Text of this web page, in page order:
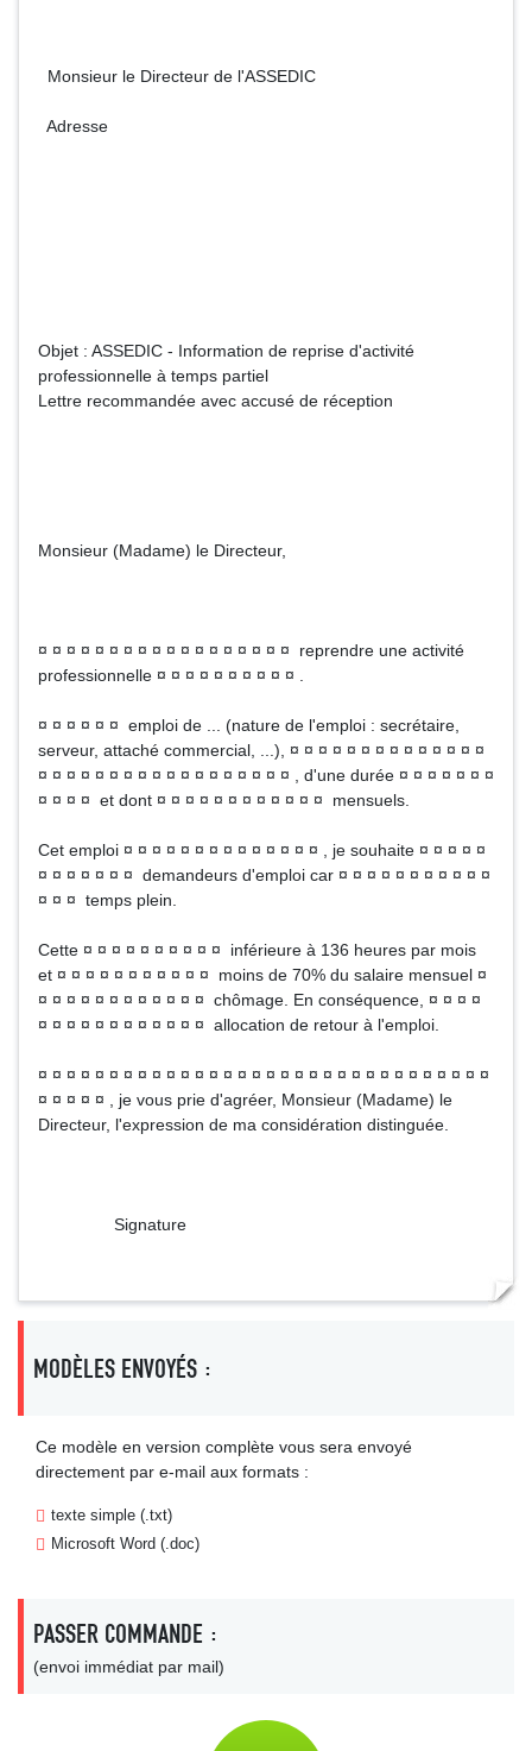
Monsieur le Directeur de l'ASSEDIC
Adresse
Objet : ASSEDIC - Information de reprise d'activité
professionnelle à temps partiel
Lettre recommandée avec accusé de réception
Monsieur (Madame) le Directeur,
¤ ¤ ¤ ¤ ¤ ¤ ¤ ¤ ¤ ¤ ¤ ¤ ¤ ¤ ¤ ¤ ¤ ¤ reprendre une activité
professionnelle ¤ ¤ ¤ ¤ ¤ ¤ ¤ ¤ ¤ ¤ .
¤ ¤ ¤ ¤ ¤ ¤ emploi de ... (nature de l'emploi : secrétaire,
serveur, attaché commercial, ...), ¤ ¤ ¤ ¤ ¤ ¤ ¤ ¤ ¤ ¤ ¤ ¤ ¤ ¤
¤ ¤ ¤ ¤ ¤ ¤ ¤ ¤ ¤ ¤ ¤ ¤ ¤ ¤ ¤ ¤ ¤ ¤ , d'une durée ¤ ¤ ¤ ¤ ¤ ¤ ¤
¤ ¤ ¤ ¤ et dont ¤ ¤ ¤ ¤ ¤ ¤ ¤ ¤ ¤ ¤ ¤ ¤ mensuels.
Cet emploi ¤ ¤ ¤ ¤ ¤ ¤ ¤ ¤ ¤ ¤ ¤ ¤ ¤ ¤ , je souhaite ¤ ¤ ¤ ¤ ¤
¤ ¤ ¤ ¤ ¤ ¤ ¤ demandeurs d'emploi car ¤ ¤ ¤ ¤ ¤ ¤ ¤ ¤ ¤ ¤ ¤
¤ ¤ ¤ temps plein.
Cette ¤ ¤ ¤ ¤ ¤ ¤ ¤ ¤ ¤ ¤ inférieure à 136 heures par mois
et ¤ ¤ ¤ ¤ ¤ ¤ ¤ ¤ ¤ ¤ ¤ moins de 70% du salaire mensuel ¤
¤ ¤ ¤ ¤ ¤ ¤ ¤ ¤ ¤ ¤ ¤ ¤ chômage. En conséquence, ¤ ¤ ¤ ¤
¤ ¤ ¤ ¤ ¤ ¤ ¤ ¤ ¤ ¤ ¤ ¤ allocation de retour à l'emploi.
¤ ¤ ¤ ¤ ¤ ¤ ¤ ¤ ¤ ¤ ¤ ¤ ¤ ¤ ¤ ¤ ¤ ¤ ¤ ¤ ¤ ¤ ¤ ¤ ¤ ¤ ¤ ¤ ¤ ¤ ¤ ¤
¤ ¤ ¤ ¤ ¤ , je vous prie d'agréer, Monsieur (Madame) le
Directeur, l'expression de ma considération distinguée.
Signature
MODÈLES ENVOYÉS :
Ce modèle en version complète vous sera envoyé
directement par e-mail aux formats :
texte simple (.txt)
Microsoft Word (.doc)
PASSER COMMANDE :
(envoi immédiat par mail)